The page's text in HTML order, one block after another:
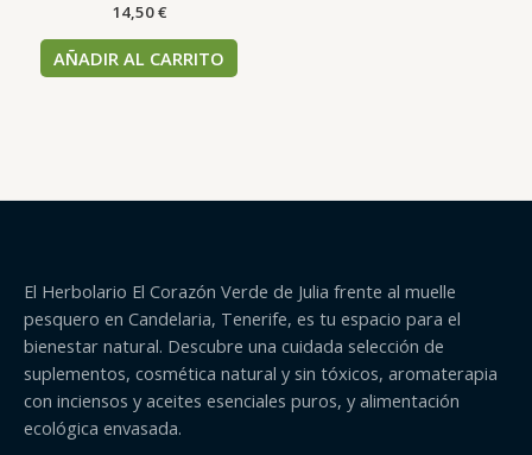
14,50€
AÑADIR AL CARRITO
El Herbolario El Corazón Verde de Julia frente al muelle
pesquero en Candelaria, Tenerife, es tu espacio para el
bienestar natural. Descubre una cuidada selección de
suplementos, cosmética natural y sin tóxicos, aromaterapia
con inciensos y aceites esenciales puros, y alimentación
ecológica envasada.